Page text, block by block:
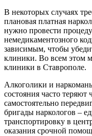
В некоторых случаях
плановая платная
нужно провести
немедикаментозного
зависимым, чтобы
клиники. Во всем этом
клиники в Ставрополе.
Алкоголики и
состояния часто
самостоятельно
бригады наркологов –
транспортировку в
оказания срочной